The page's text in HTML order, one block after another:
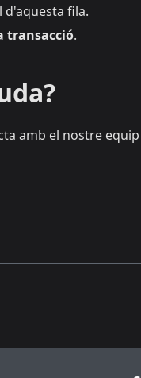
d'aquesta fila.
transacció.
amb el nostre